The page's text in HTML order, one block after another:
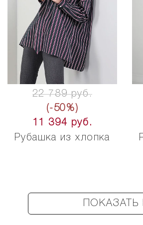
22 789 руб.
(-50%)
11 394 руб.
Рубашка из хлопка